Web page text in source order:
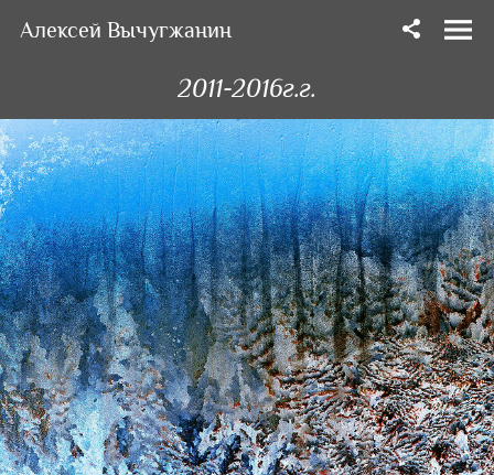
Алексей Вычугжанин
2011-2016г.г.